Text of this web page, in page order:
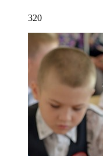
320